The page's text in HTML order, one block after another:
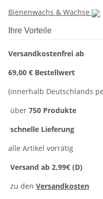
Bienenwachs & Wachse
Ihre Vorteile
Versandkostenfrei ab
69,00 € Bestellwert
(innerhalb Deutschlands
über 750 Produkte
schnelle Lieferung
alle Artikel vorrätig
Versand ab 2,99€ (D)
zu den Versandkosten